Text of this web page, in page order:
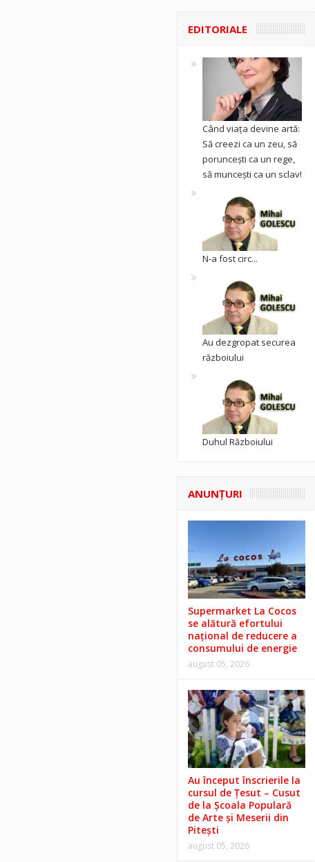
EDITORIALE
Când viața devine artă:
Să creezi ca un zeu, să
poruncești ca un rege,
să muncești ca un sclav!
N-a fost circ...
Au dezgropat securea
războiului
Duhul Războiului
ANUNŢURI
Supermarket La Cocos
se alătură efortului
național de reducere a
consumului de energie
august 05, 2026
Au început înscrierile la
cursul de Țesut – Cusut
de la Școala Populară
de Arte și Meserii din
Pitești
august 05, 2026